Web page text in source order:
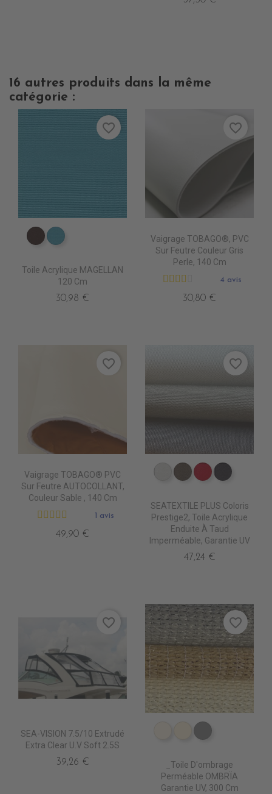
16 autres produits dans la même
catégorie :
PR067 CHESTNUST
PR0770 LAGON
Toile Acrylique MAGELLAN
120 Cm
30,98 €
favorite_border
Vaigrage TOBAGO®, PVC
Sur Feutre Couleur Gris
Perle, 140 Cm
4 avis
30,80 €
favorite_border
Vaigrage TOBAGO® PVC
Sur Feutre AUTOCOLLANT,
Couleur Sable , 140 Cm
1 avis
49,90 €
favorite_border
PT0690 SYLVER
PT0790PT0510PT0720
SEATEXTILE PLUS Coloris
Prestige2, Toile Acrylique
Enduite À Taud
Imperméable, Garantie UV
47,24 €
favorite_border
SEA-VISION 7.5/10 Extrudé
Extra Clear U.V Soft 2.5S
39,26 €
favorite_border
PS2000 NATUREL
PS2010 DESERT
PS2020 GRIS
_Toile D'ombrage
Perméable OMBRÏA
Garantie UV, 300 Cm
favorite_border